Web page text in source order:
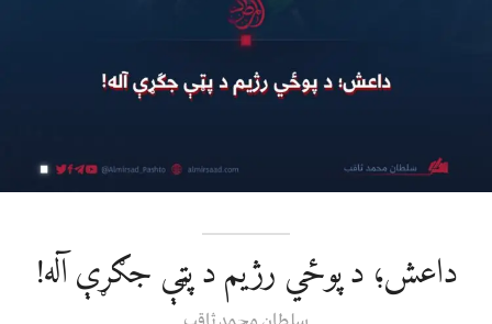
داعش؛ د پوځي رژيم د پټې جګړې آله!